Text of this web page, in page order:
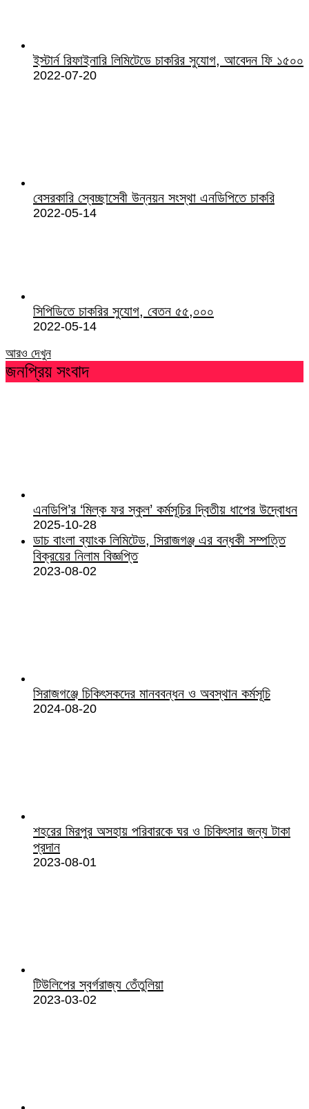
ইস্টার্ন রিফাইনারি লিমিটেডে চাকরির সুযোগ, আবেদন ফি ১৫০০
2022-07-20
বেসরকারি স্বেচ্ছাসেবী উন্নয়ন সংস্থা এনডিপিতে চাকরি
2022-05-14
সিপিডিতে চাকরির সুযোগ, বেতন ৫৫,০০০
2022-05-14
আরও দেখুন
জনপ্রিয় সংবাদ
এনডিপি’র ‘মিল্ক ফর স্কুল’ কর্মসূচির দ্বিতীয় ধাপের উদ্বোধন
2025-10-28
ডাচ বাংলা ব্যাংক লিমিটেড, সিরাজগঞ্জ এর বন্ধকী সম্পত্তি
বিক্রয়ের নিলাম বিজ্ঞপ্তি
2023-08-02
সিরাজগঞ্জে চিকিৎসকদের মানববন্ধন ও অবস্থান কর্মসূচি
2024-08-20
শহরের মিরপুর অসহায় পরিবারকে ঘর ও চিকিৎসার জন্য টাকা
প্রদান
2023-08-01
টিউলিপের স্বর্গরাজ্য তেঁতুলিয়া
2023-03-02